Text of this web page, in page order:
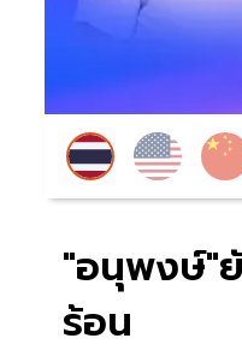
"อนุพงษ์"
ร้อน